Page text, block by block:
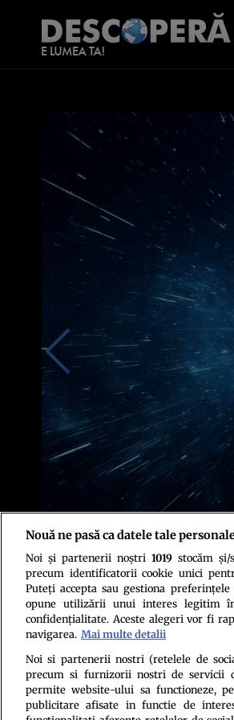
Foto: Shutterstock
Nouă ne pasă ca datele tale
Noi și partenerii noștri 1019stocăm și/
precum identificatorii cookie unici
Puteți accepta sau gestiona
opune utilizării unui interes legitim
confidențialitate. Aceste alegeri vor fi
navigarea. Mai multe detalii
Noi si partenerii nostri (retelele de
precum si furnizorii nostri de servicii
permite website-ului sa functioneze,
publicitare afisate in functie de